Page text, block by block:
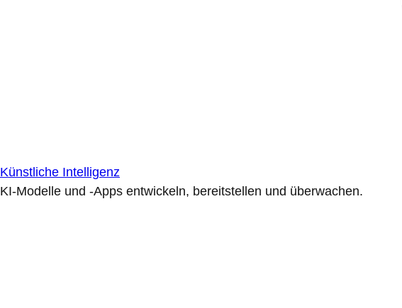
Künstliche Intelligenz
KI-Modelle und -Apps entwickeln, bereitstellen und überwachen.